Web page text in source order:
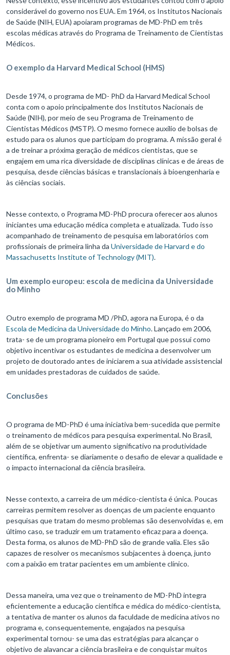
considerável do governo nos EUA. Em 1964, os Institutos Nacionais
de Saúde (NIH, EUA) apoiaram programas de MD-PhD em três
escolas médicas através do Programa de Treinamento de Cientistas
Médicos.
O exemplo da Harvard Medical School (HMS)
Desde 1974, o programa de MD- PhD da Harvard Medical School
conta com o apoio principalmente dos Institutos Nacionais de
Saúde (NIH), por meio de seu Programa de Treinamento de
Cientistas Médicos (MSTP). O mesmo fornece auxílio de bolsas de
estudo para os alunos que participam do programa. A missão geral é
a de treinar a próxima geração de médicos cientistas, que se
engajem em uma rica diversidade de disciplinas clínicas e de áreas de
pesquisa, desde ciências básicas e translacionais à bioengenharia e
às ciências sociais.
Nesse contexto, o Programa MD-PhD procura oferecer aos alunos
iniciantes uma educação médica completa e atualizada. Tudo isso
acompanhado de treinamento de pesquisa em laboratórios com
profissionais de primeira linha da Universidade de Harvard e do
Massachusetts Institute of Technology (MIT).
Um exemplo europeu: escola de medicina da Universidade
do Minho
Outro exemplo de programa MD /PhD, agora na Europa, é o da
Escola de Medicina da Universidade do Minho. Lançado em 2006,
trata- se de um programa pioneiro em Portugal que possui como
objetivo incentivar os estudantes de medicina a desenvolver um
projeto de doutorado antes de iniciarem a sua atividade assistencial
em unidades prestadoras de cuidados de saúde.
Conclusões
O programa de MD-PhD é uma iniciativa bem-sucedida que permite
o treinamento de médicos para pesquisa experimental. No Brasil,
além de se objetivar um aumento significativo na produtividade
científica, enfrenta- se diariamente o desafio de elevar a qualidade e
o impacto internacional da ciência brasileira.
Nesse contexto, a carreira de um médico-cientista é única. Poucas
carreiras permitem resolver as doenças de um paciente enquanto
pesquisas que tratam do mesmo problemas são desenvolvidas e, em
último caso, se traduzir em um tratamento eficaz para a doença.
Desta forma, os alunos de MD-PhD são de grande valia. Eles são
capazes de resolver os mecanismos subjacentes à doença, junto
com a paixão em tratar pacientes em um ambiente clínico.
Dessa maneira, uma vez que o treinamento de MD-PhD integra
eficientemente a educação científica e médica do médico-cientista,
a tentativa de manter os alunos da faculdade de medicina ativos no
programa e, consequentemente, engajados na pesquisa
experimental tornou- se uma das estratégias para alcançar o
objetivo de alavancar a ciência brasileira e de conquistar muitos